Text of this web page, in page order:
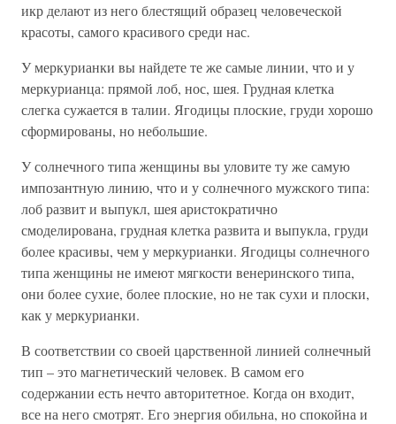
икр делают из него блестящий образец человеческой
красоты, самого красивого среди нас.
У меркурианки вы найдете те же самые линии, что и у
меркурианца: прямой лоб, нос, шея. Грудная клетка
слегка сужается в талии. Ягодицы плоские, груди хорошо
сформированы, но небольшие.
У солнечного типа женщины вы уловите ту же самую
импозантную линию, что и у солнечного мужского типа:
лоб развит и выпукл, шея аристократично
смоделирована, грудная клетка развита и выпукла, груди
более красивы, чем у меркурианки. Ягодицы солнечного
типа женщины не имеют мягкости венеринского типа,
они более сухие, более плоские, но не так сухи и плоски,
как у меркурианки.
В соответствии со своей царственной линией солнечный
тип – это магнетический человек. В самом его
содержании есть нечто авторитетное. Когда он входит,
все на него смотрят. Его энергия обильна, но спокойна и